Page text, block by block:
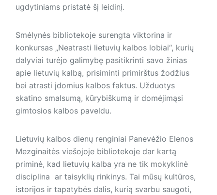
ugdytiniams pristatė šį leidinį.
Smėlynės bibliotekoje surengta viktorina ir
konkursas „Neatrasti lietuvių kalbos lobiai“, kurių
dalyviai turėjo galimybę pasitikrinti savo žinias
apie lietuvių kalbą, prisiminti primirštus žodžius
bei atrasti įdomius kalbos faktus. Užduotys
skatino smalsumą, kūrybiškumą ir domėjimąsi
gimtosios kalbos paveldu.
Lietuvių kalbos dienų renginiai Panevėžio Elenos
Mezginaitės viešojoje bibliotekoje dar kartą
priminė, kad lietuvių kalba yra ne tik mokyklinė
disciplina ar taisyklių rinkinys. Tai mūsų kultūros,
istorijos ir tapatybės dalis, kurią svarbu saugoti,